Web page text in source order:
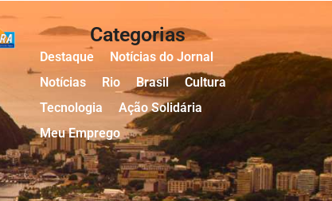
Categorias
Destaque
Notícias do Jornal
Notícias
Rio Brasil
Cultura
Tecnologia
Ação Solidária
Meu Emprego